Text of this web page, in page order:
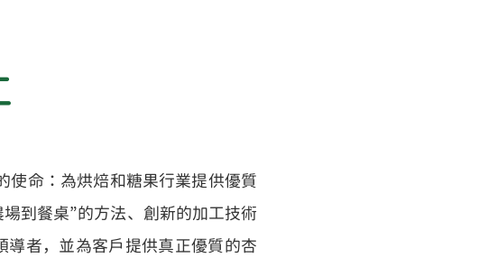
命：為烘焙和糖果行業提供優質
到餐桌”的方法、創新的加工技術
者，並為客戶提供真正優質的杏